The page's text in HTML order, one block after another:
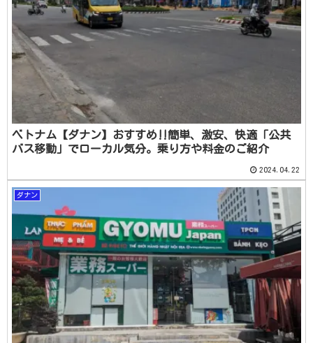
ベトナム【ダナン】おすすめ‼簡単、激安、快適「公共
バス移動」でローカル気分。乗り方や料金のご紹介
2024.04.22
ダナン